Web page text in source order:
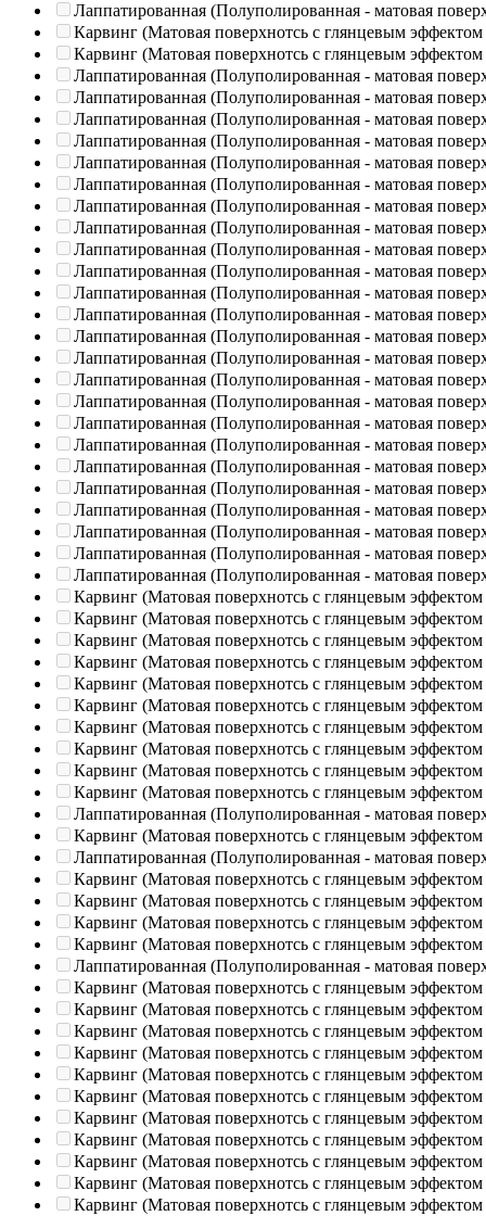
Лаппатированная (Полуполированная - матовая
Карвинг (Матовая поверхнотсь с глянцевым эффектом
Карвинг (Матовая поверхнотсь с глянцевым эффектом
Лаппатированная (Полуполированная - матовая
Лаппатированная (Полуполированная - матовая
Лаппатированная (Полуполированная - матовая
Лаппатированная (Полуполированная - матовая
Лаппатированная (Полуполированная - матовая
Лаппатированная (Полуполированная - матовая
Лаппатированная (Полуполированная - матовая
Лаппатированная (Полуполированная - матовая
Лаппатированная (Полуполированная - матовая
Лаппатированная (Полуполированная - матовая
Лаппатированная (Полуполированная - матовая
Лаппатированная (Полуполированная - матовая
Лаппатированная (Полуполированная - матовая
Лаппатированная (Полуполированная - матовая
Лаппатированная (Полуполированная - матовая
Лаппатированная (Полуполированная - матовая
Лаппатированная (Полуполированная - матовая
Лаппатированная (Полуполированная - матовая
Лаппатированная (Полуполированная - матовая
Лаппатированная (Полуполированная - матовая
Лаппатированная (Полуполированная - матовая
Лаппатированная (Полуполированная - матовая
Лаппатированная (Полуполированная - матовая
Лаппатированная (Полуполированная - матовая
Карвинг (Матовая поверхнотсь с глянцевым эффектом
Карвинг (Матовая поверхнотсь с глянцевым эффектом
Карвинг (Матовая поверхнотсь с глянцевым эффектом
Карвинг (Матовая поверхнотсь с глянцевым эффектом
Карвинг (Матовая поверхнотсь с глянцевым эффектом
Карвинг (Матовая поверхнотсь с глянцевым эффектом
Карвинг (Матовая поверхнотсь с глянцевым эффектом
Карвинг (Матовая поверхнотсь с глянцевым эффектом
Карвинг (Матовая поверхнотсь с глянцевым эффектом
Карвинг (Матовая поверхнотсь с глянцевым эффектом
Лаппатированная (Полуполированная - матовая
Карвинг (Матовая поверхнотсь с глянцевым эффектом
Лаппатированная (Полуполированная - матовая
Карвинг (Матовая поверхнотсь с глянцевым эффектом
Карвинг (Матовая поверхнотсь с глянцевым эффектом
Карвинг (Матовая поверхнотсь с глянцевым эффектом
Карвинг (Матовая поверхнотсь с глянцевым эффектом
Лаппатированная (Полуполированная - матовая
Карвинг (Матовая поверхнотсь с глянцевым эффектом
Карвинг (Матовая поверхнотсь с глянцевым эффектом
Карвинг (Матовая поверхнотсь с глянцевым эффектом
Карвинг (Матовая поверхнотсь с глянцевым эффектом
Карвинг (Матовая поверхнотсь с глянцевым эффектом
Карвинг (Матовая поверхнотсь с глянцевым эффектом
Карвинг (Матовая поверхнотсь с глянцевым эффектом
Карвинг (Матовая поверхнотсь с глянцевым эффектом
Карвинг (Матовая поверхнотсь с глянцевым эффектом
Карвинг (Матовая поверхнотсь с глянцевым эффектом
Карвинг (Матовая поверхнотсь с глянцевым эффектом